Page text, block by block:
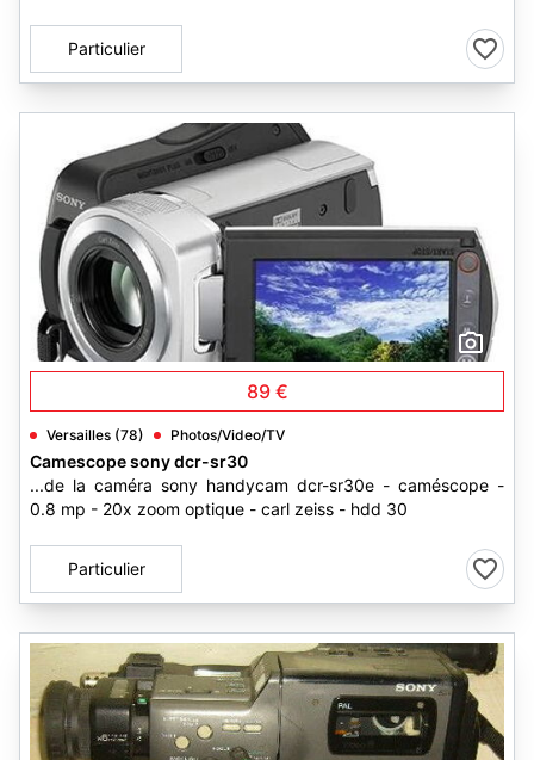
Particulier
1
89 €
Versailles (78) Photos/Video/TV
Camescope sony dcr-sr30
...de la caméra sony handycam dcr-sr30e - caméscope -
0.8 mp - 20x zoom optique - carl zeiss - hdd 30
Particulier